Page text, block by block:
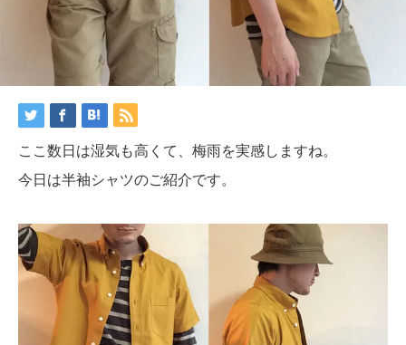
ここ数日は湿気も高くて、梅雨を実感しますね。
今日は半袖シャツのご紹介です。